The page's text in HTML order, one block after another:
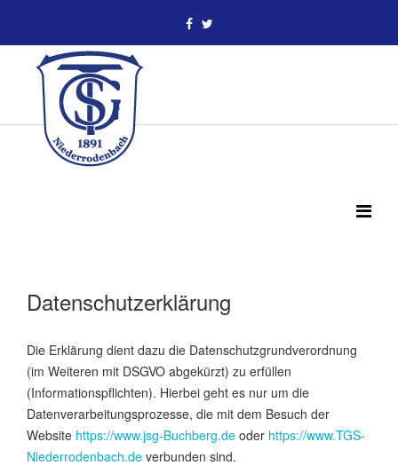
Datenschutzerklärung
Die Erklärung dient dazu die Datenschutzgrundverordnung
(im Weiteren mit DSGVO abgekürzt) zu erfüllen
(Informationspflichten). Hierbei geht es nur um die
Datenverarbeitungsprozesse, die mit dem Besuch der
Website https://www.jsg-Buchberg.de oder https://www.TGS-
Niederrodenbach.de verbunden sind.